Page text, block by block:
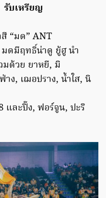
รับเหรียญ
“มด” ANT
ดมีฤทธิ์น่าดู ยู้ฮู นำ
มด้วย ยาหยี, มิ
ง, เฌอปราง, น้ำใส, นิ
และปิ๊ง, ฟอร์จูน, ปะริ